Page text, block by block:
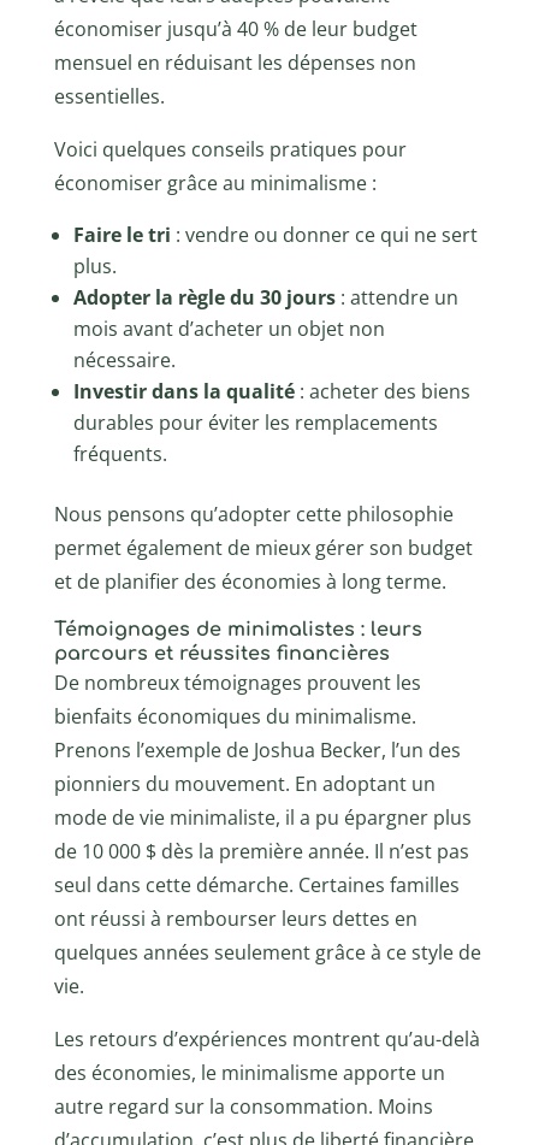
économiser jusqu’à 40 % de leur budget
mensuel en réduisant les dépenses non
essentielles.
Voici quelques conseils pratiques pour
économiser grâce au minimalisme :
Faire le tri : vendre ou donner ce qui ne sert
plus.
Adopter la règle du 30 jours: attendre un
mois avant d’acheter un objet non
nécessaire.
Investir dans la qualité: acheter des biens
durables pour éviter les remplacements
fréquents.
Nous pensons qu’adopter cette philosophie
permet également de mieux gérer son budget
et de planifier des économies à long terme.
Témoignages de minimalistes : leurs
parcours et réussites financières
De nombreux témoignages prouvent les
bienfaits économiques du minimalisme.
Prenons l’exemple de Joshua Becker, l’un des
pionniers du mouvement. En adoptant un
mode de vie minimaliste, il a pu épargner plus
de 10 000 $ dès la première année. Il n’est pas
seul dans cette démarche. Certaines familles
ont réussi à rembourser leurs dettes en
quelques années seulement grâce à ce style de
vie.
Les retours d’expériences montrent qu’au-delà
des économies, le minimalisme apporte un
autre regard sur la consommation. Moins
d’accumulation, c’est plus de liberté financière